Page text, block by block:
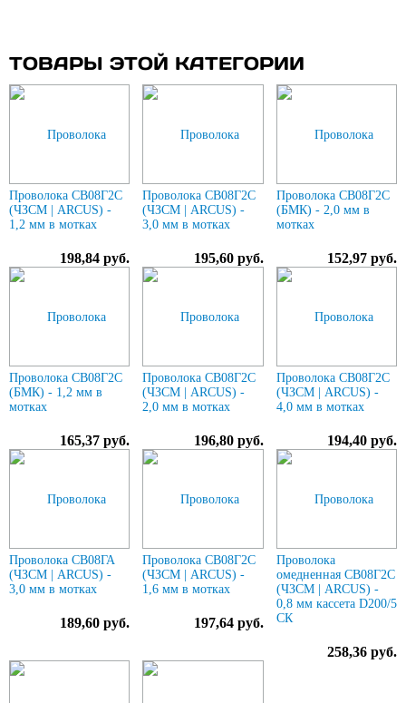
ТОВАРЫ ЭТОЙ КАТЕГОРИИ
Проволока СВ08Г2С
(ЧЗСМ | ARCUS) -
1,2 мм в мотках
198,84 руб.
Проволока СВ08Г2С
(ЧЗСМ | ARCUS) -
3,0 мм в мотках
195,60 руб.
Проволока СВ08Г2С
(БМК) - 2,0 мм в
мотках
152,97 руб.
Проволока СВ08Г2С
(БМК) - 1,2 мм в
мотках
165,37 руб.
Проволока СВ08Г2С
(ЧЗСМ | ARCUS) -
2,0 мм в мотках
196,80 руб.
Проволока СВ08Г2С
(ЧЗСМ | ARCUS) -
4,0 мм в мотках
194,40 руб.
Проволока СВ08ГА
(ЧЗСМ | ARCUS) -
3,0 мм в мотках
189,60 руб.
Проволока СВ08Г2С
(ЧЗСМ | ARCUS) -
1,6 мм в мотках
197,64 руб.
Проволока
омедненная СВ08Г2С
(ЧЗСМ | ARCUS) -
0,8 мм кассета D200/5
СК
258,36 руб.